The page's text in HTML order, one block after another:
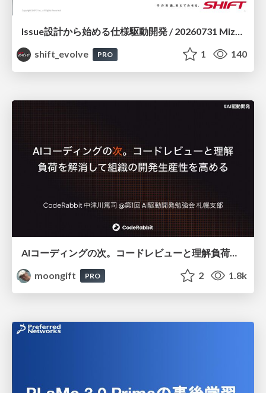
Issue設計から始める仕様駆動開発 / 20260731 Mizuki Hirata
shift_evolve
PRO 1 140
moongift
PRO 2 1.8k